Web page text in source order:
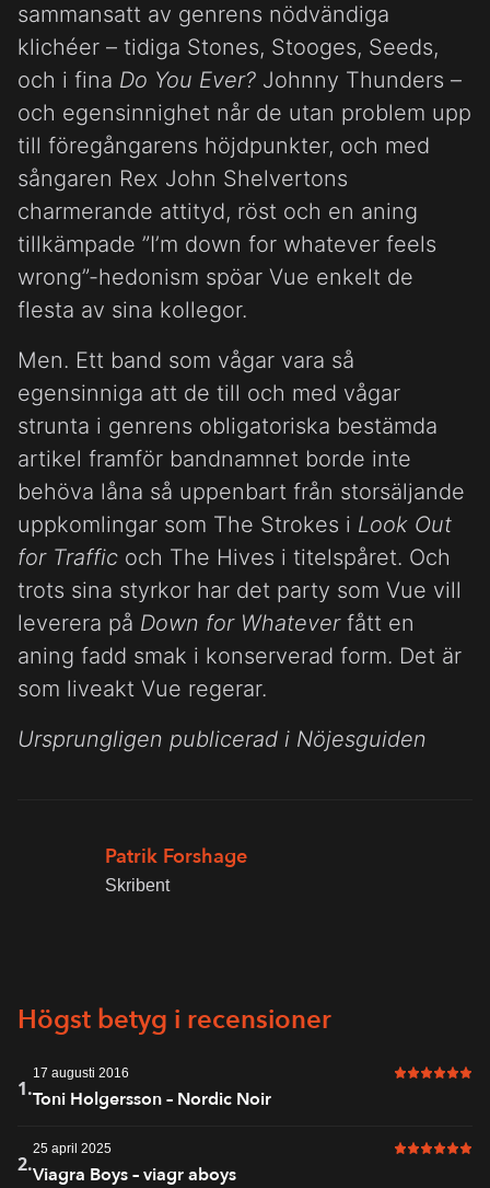
sammansatt av genrens nödvändiga
klichéer – tidiga Stones, Stooges, Seeds,
och i fina Do You Ever? Johnny Thunders –
och egensinnighet når de utan problem upp
till föregångarens höjdpunkter, och med
sångaren Rex John Shelvertons
charmerande attityd, röst och en aning
tillkämpade ”I’m down for whatever feels
wrong”-hedonism spöar Vue enkelt de
flesta av sina kollegor.
Men. Ett band som vågar vara så
egensinniga att de till och med vågar
strunta i genrens obligatoriska bestämda
artikel framför bandnamnet borde inte
behöva låna så uppenbart från storsäljande
uppkomlingar som The Strokes i Look Out
for Traffic och The Hives i titelspåret. Och
trots sina styrkor har det party som Vue vill
leverera på Down for Whateverfått en
aning fadd smak i konserverad form. Det är
som liveakt Vue regerar.
Ursprungligen publicerad i Nöjesguiden
Patrik Forshage
Skribent
Högst betyg i recensioner
1.
17 augusti 2016 6 av 6 i
Toni Holgersson – Nordic Noir
2.
25 april 2025 6 av 6 i
Viagra Boys – viagr aboys